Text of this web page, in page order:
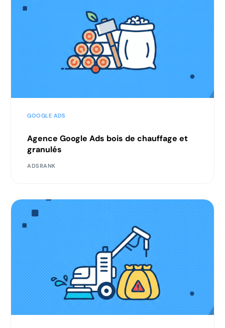
GOOGLE ADS
Agence Google Ads bois de chauffage et
granulés
ADSRANK